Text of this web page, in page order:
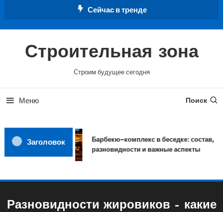
Сейчас в тренде
Строительная зона
Строим будущее сегодня
Меню Поиск
Заголовок
Барбекю-комплекс в беседке: состав,
разновидности и важные аспекты
Разновидности жировиков – какие